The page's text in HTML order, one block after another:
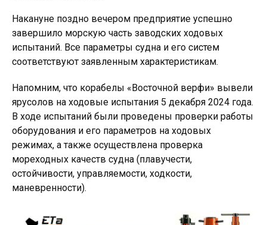
Накануне поздно вечером предприятие успешно
завершило морскую часть заводских ходовых
испытаний. Все параметры судна и его систем
соответствуют заявленным характеристикам.
Напомним, что корабелы «Восточной верфи» вывели
ярусолов на ходовые испытания 5 декабря 2024 года.
В ходе испытаний были проведены проверки работы
оборудования и его параметров на ходовых
режимах, а также осуществлена проверка
мореходных качеств судна (плавучести,
остойчивости, управляемости, ходкости,
маневренности).